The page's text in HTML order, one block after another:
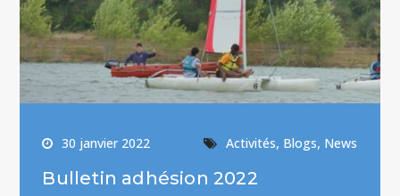
30 janvier 2022 Activités, Blogs, News
Bulletin adhésion 2022